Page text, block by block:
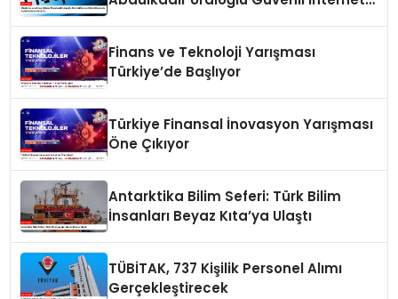
Finans ve Teknoloji Yarışması
Türkiye’de Başlıyor
Türkiye Finansal İnovasyon Yarışması
Öne Çıkıyor
Antarktika Bilim Seferi: Türk Bilim
İnsanları Beyaz Kıta’ya Ulaştı
TÜBİTAK, 737 Kişilik Personel Alımı
Gerçekleştirecek